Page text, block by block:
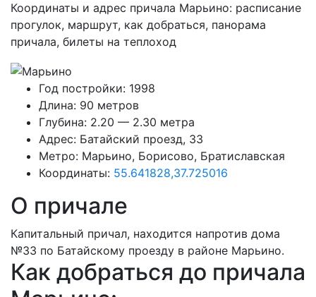
Координаты и адрес причала Марьино: расписание
прогулок, маршрут, как добраться, панорама
причала, билеты на теплоход
Год постройки: 1998
Длина: 90 метров
Глубина: 2.20 — 2.30 метра
Адрес: Батайский проезд, 33
Метро: Марьино, Борисово, Братиславская
Координаты: 55.641828,37.725016
О причале
Капитальный причал, находится напротив дома
№33 по Батайскому проезду в районе Марьино.
Как добраться до причала